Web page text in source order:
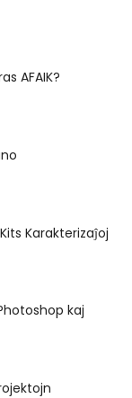
AFAIK?
Karakterizaĵoj
kaj